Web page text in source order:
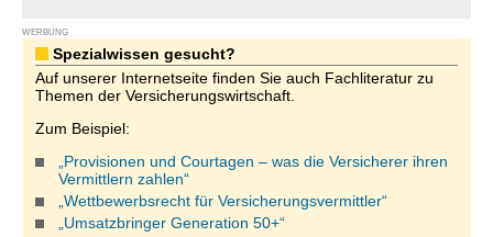
WERBUNG
Spezialwissen gesucht?
Auf unserer Internetseite finden Sie auch Fachliteratur zu
Themen der Versicherungswirtschaft.
Zum Beispiel:
„Provisionen und Courtagen – was die Versicherer ihren
Vermittlern zahlen“
„Wettbewerbsrecht für Versicherungsvermittler“
„Umsatzbringer Generation 50+“